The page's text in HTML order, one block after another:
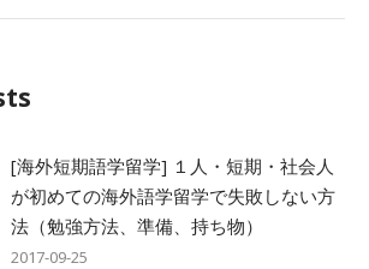
[海外短期語学留学] １人・短期・社会人
が初めての海外語学留学で失敗しない方
法（勉強方法、準備、持ち物）
2017-09-25